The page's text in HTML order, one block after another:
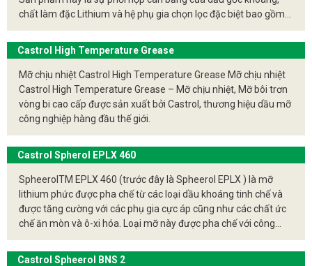
Ngành sản xuất: Bôi trơn các ổ bi, bánh răng, và các
thiết bị hoạt động ở nhiệt độ cao như lò nung, máy
Ngành thép: Bôi trơn các bộ phận của lò luyện thép,
các máy cán thép.
Ngành hóa chất: Sử dụng trong các máy móc vận
hành trong môi trường hóa chất và nhiệt độ cao.
Lợi ích của việc sử dụng mỡ chịu nhiệt
Khả năng chịu nhiệt tốt
nhiệt độ cao mà không bị chảy lỏng hoặc phân hủy.
Giảm ma sát và mài mòn: Giúp kéo dài tuổi thọ của
các thiết bị và máy móc.
Chống rỉ sét và oxy hóa: Bảo vệ bề mặt kim loại
khỏi ăn mòn và hư hỏng do oxy hóa.
Độ ổn định cơ học và hóa học cao
chất làm đặc Lithium và hệ phụ gia chọn lọc đặc biệt bao gồm
các chất chống mài mòn và cực áp, chống ô-xi hóa và ức chế
ăn mòn. Sự phối hợp với chất bôi trơn rắn Molybđen
ddisunphits làm tăng cường tính năng chịu tải đồng thời làm
giảm ma sát, đặc biệt đối với những chi tiết máy có chuyển
động tới –lui hoặc chuyển động trượt.
Castrol High Temperature Grease
Mỡ chịu nhiệt Castrol High Temperature Grease Mỡ chịu nhiệt
Castrol High Temperature Grease – Mỡ chịu nhiệt, Mỡ bôi trơn
vòng bi cao cấp được sản xuất bởi Castrol, thương hiệu dầu mỡ
công nghiệp hàng đầu thế giới.
Castrol Spherol EPLX 460
SpheerolTM EPLX 460 (trước đây là Spheerol EPLX ) là mỡ
lithium phức được pha chế từ các loại dầu khoáng tinh chế và
được tăng cường với các phụ gia cực áp cũng như các chất ức
chế ăn mòn và ô-xi hóa. Loại mỡ này được pha chế với công
thức phụ gia tạo thành màng bôi trơn bền vững trong các điều
kiện tải trọng trung bình đến tải trọng cao.
Castrol Spheerol BNS 2